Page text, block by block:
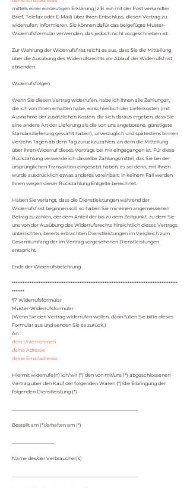
mittels einer eindeutigen Erklärung (z.B. ein mit der Post versandter
Brief, Telefax oder E-Mail) über Ihren Entschluss, diesen Vertrag zu
widerrufen, informieren. Sie können dafür das beigefügte Muster-
Widerrufsformular verwenden, das jedoch nicht vorgeschrieben ist.
Zur Wahrung der Widerrufsfrist reicht es aus, dass Sie die Mitteilung
über die Ausübung des Widerrufsrechts vor Ablauf der Widerrufsfrist
absenden.
Widerrufsfolgen
Wenn Sie diesen Vertrag widerrufen, habe ich Ihnen alle Zahlungen,
die ich von Ihnen erhalten habe, einschließlich der Lieferkosten (mit
Ausnahme der zusätzlichen Kosten, die sich daraus ergeben, dass Sie
eine andere Art der Lieferung als die von uns angebotene, günstigste
Standardlieferung gewählt haben), unverzüglich und spätestens binnen
vierzehn Tagen ab dem Tag zurückzuzahlen, an dem die Mitteilung
über Ihren Widerruf dieses Vertrags bei mir eingegangen ist. Für diese
Rückzahlung verwende ich dasselbe Zahlungsmittel, das Sie bei der
ursprünglichen Transaktion eingesetzt haben, es sei denn, mit Ihnen
wurde ausdrücklich etwas anderes vereinbart; in keinem Fall werden
Ihnen wegen dieser Rückzahlung Entgelte berechnet.
Haben Sie verlangt, dass die Dienstleistungen während der
Widerrufsfrist beginnen soll, so haben Sie mir einen angemessenen
Betrag zu zahlen, der dem Anteil der bis zu dem Zeitpunkt, zu dem Sie
uns von der Ausübung des Widerrufsrechts hinsichtlich dieses Vertrags
unterrichten, bereits erbrachten Dienstleistungen im Vergleich zum
Gesamtumfang der im Vertrag vorgesehenen Dienstleistungen
entspricht.
Ende der Widerrufsbelehrung
*********************************************************************************************
*******
§7 Widerrufsformular
Muster-Widerrufsformular
(Wenn Sie den Vertrag widerrufen wollen, dann füllen Sie bitte dieses
Formular aus und senden Sie es zurück.)
An :
dein Unternehmen
deine Adresse
deine Emailadresse
Hiermit widerrufe(n) ich/wir (*) den von mir/uns (*) abgeschlossenen
Vertrag über den Kauf der folgenden Waren (*)/die Erbringung der
folgenden Dienstleistung (*)
Bestellt am (*)/erhalten am (*)
Name des/der Verbraucher(s)